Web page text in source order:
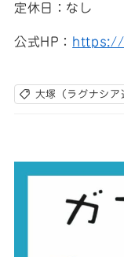
定休日：なし
公式HP： https://
大塚（ラグナシア